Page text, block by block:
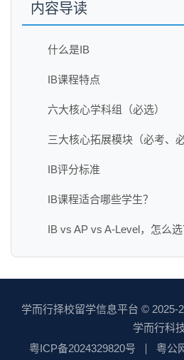
内容导读
什么是IB
IB课程特点
六大核心学科组（必选）
三大核心拓展模块（必考、必
IB评分标准
IB课程适合哪些学生？
IB vs AP vs A-Level，怎么选
学而行择校留学信息平台 © 2025-
学而行科
粤ICP备2024329820号
粤公